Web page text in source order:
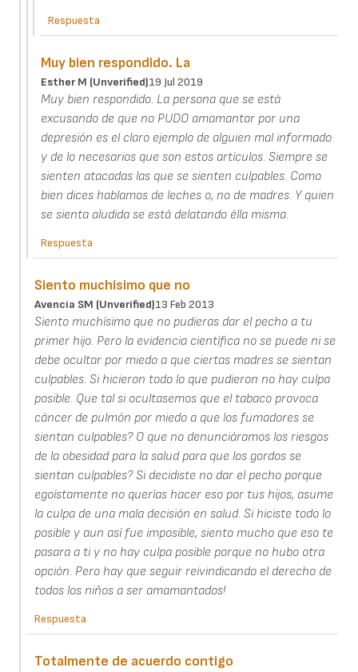
Respuesta
Muy bien respondido. La
Esther M (unverified)19 Jul 2019
Muy bien respondido. La persona que se está
excusando de que no PUDO amamantar por una
depresión es el claro ejemplo de alguien mal informado
y de lo necesarios que son estos artículos. Siempre se
sienten atacadas las que se sienten culpables. Como
bien dices hablamos de leches o, no de madres. Y quien
se sienta aludida se está delatando élla misma.
Respuesta
Siento muchísimo que no
Avencia SM (unverified)13 Feb 2013
Siento muchísimo que no pudieras dar el pecho a tu
primer hijo. Pero la evidencia científica no se puede ni se
debe ocultar por miedo a que ciertas madres se sientan
culpables. Si hicieron todo lo que pudieron no hay culpa
posible. Que tal si ocultasemos que el tabaco provoca
cáncer de pulmón por miedo a que los fumadores se
sientan culpables? O que no denunciáramos los riesgos
de la obesidad para la salud para que los gordos se
sientan culpables? Si decidiste no dar el pecho porque
egoístamente no querías hacer eso por tus hijos, asume
la culpa de una mala decisión en salud. Si hiciste todo lo
posible y aun así fue imposible, siento mucho que eso te
pasara a ti y no hay culpa posible porque no hubo otra
opción. Pero hay que seguir reivindicando el derecho de
todos los niños a ser amamantados!
Respuesta
Totalmente de acuerdo contigo